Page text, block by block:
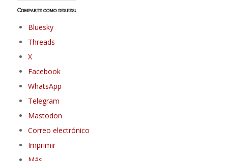
Comparte como desees:
Bluesky
Threads
X
Facebook
WhatsApp
Telegram
Mastodon
Correo electrónico
Imprimir